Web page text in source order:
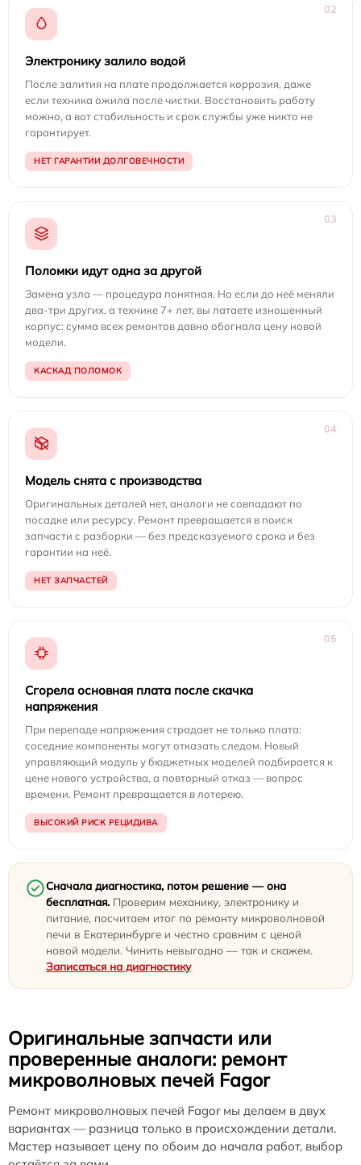
02
Электронику залило водой
После залития на плате продолжается коррозия, даже
если техника ожила после чистки. Восстановить работу
можно, а вот стабильность и срок службы уже никто не
гарантирует.
НЕТ ГАРАНТИИ ДОЛГОВЕЧНОСТИ
03
Поломки идут одна за другой
Замена узла — процедура понятная. Но если до неё меняли
два-три других, а технике 7+ лет, вы латаете изношенный
корпус: сумма всех ремонтов давно обогнала цену новой
модели.
КАСКАД ПОЛОМОК
04
Модель снята с производства
Оригинальных деталей нет, аналоги не совпадают по
посадке или ресурсу. Ремонт превращается в поиск
запчасти с разборки — без предсказуемого срока и без
гарантии на неё.
НЕТ ЗАПЧАСТЕЙ
05
Сгорела основная плата после скачка
напряжения
При перепаде напряжения страдает не только плата:
соседние компоненты могут отказать следом. Новый
управляющий модуль у бюджетных моделей подбирается к
цене нового устройства, а повторный отказ — вопрос
времени. Ремонт превращается в лотерею.
ВЫСОКИЙ РИСК РЕЦИДИВА
Сначала диагностика, потом решение — она
бесплатная. Проверим механику, электронику и
питание, посчитаем итог по ремонту микроволновой
печи в Екатеринбурге и честно сравним с ценой
новой модели. Чинить невыгодно — так и скажем.
Записаться на диагностику
Оригинальные запчасти или
проверенные аналоги: ремонт
микроволновых печей Fagor
Ремонт микроволновых печей Fagor мы делаем в двух
вариантах — разница только в происхождении детали.
Мастер называет цену по обоим до начала работ, выбор